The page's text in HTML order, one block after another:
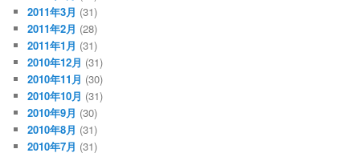
2011年3月 (31)
2011年2月 (28)
2011年1月 (31)
2010年12月 (31)
2010年11月 (30)
2010年10月 (31)
2010年9月 (30)
2010年8月 (31)
2010年7月 (31)